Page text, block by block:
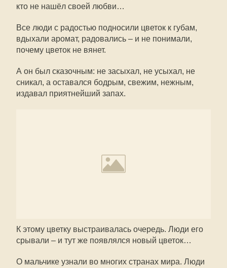
кто не нашёл своей любви…
Все люди с радостью подносили цветок к губам,
вдыхали аромат, радовались – и не понимали,
почему цветок не вянет.
А он был сказочным: не засыхал, не усыхал, не
сникал, а оставался бодрым, свежим, нежным,
издавал приятнейший запах.
К этому цветку выстраивалась очередь. Люди его
срывали – и тут же появлялся новый цветок…
О мальчике узнали во многих странах мира. Люди